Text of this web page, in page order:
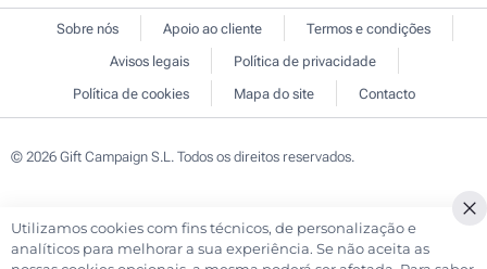
Sobre nós Apoio ao cliente
Termos e condições
Avisos legais
Política de privacidade
Política de cookies
Mapa do site Contacto
© 2026 Gift Campaign S.L. Todos os direitos reservados.
Utilizamos cookies com fins técnicos, de personalização e
analíticos para melhorar a sua experiência. Se não aceita as